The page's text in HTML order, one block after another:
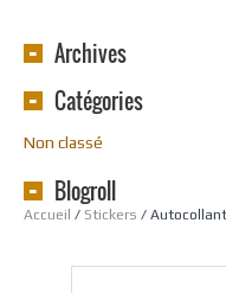
Accueil / Stickers /
Archives
Catégories
Non classé
Blogroll